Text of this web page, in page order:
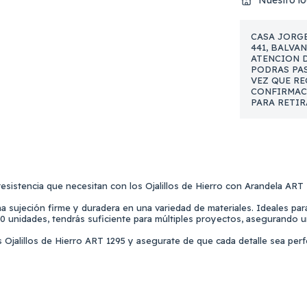
CASA
441,
ATENCION
PODRAS
VEZ QUE
PARA
que necesitan con los Ojalillos de Hierro con Arandela ART
firme y duradera en una variedad de materiales. Ideales
unidades, tendrás suficiente para múltiples proyectos, asegurando
de Hierro ART 1295 y asegurate de que cada detalle sea